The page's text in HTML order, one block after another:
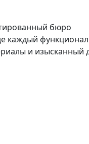
бюро
каждый
и изысканный